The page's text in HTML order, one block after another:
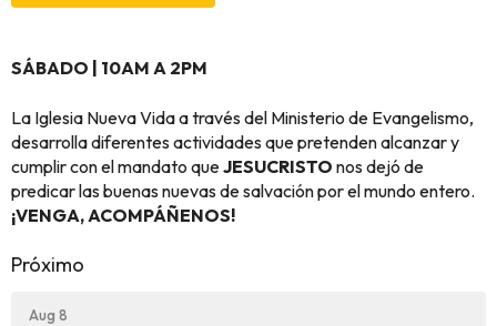
SÁBADO | 10AM A 2PM
La Iglesia Nueva Vida a través del Ministerio de Evangelismo,
desarrolla diferentes actividades que pretenden alcanzar y
cumplir con el mandato queJESUCRISTO nos dejó de
predicar las buenas nuevas de salvación por el mundo entero.
¡VENGA, ACOMPÁÑENOS!
Próximo
Aug 8